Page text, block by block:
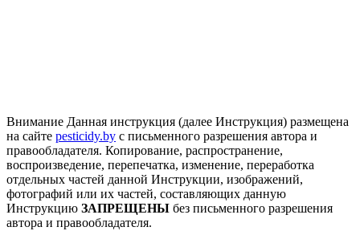
Внимание Данная инструкция (далее Инструкция) размещена
на сайте pesticidy.by с письменного разрешения автора и
правообладателя. Копирование, распространение,
воспроизведение, перепечатка, изменение, переработка
отдельных частей данной Инструкции, изображений,
фотографий или их частей, составляющих данную
Инструкцию ЗАПРЕЩЕНЫ без письменного разрешения
автора и правообладателя.